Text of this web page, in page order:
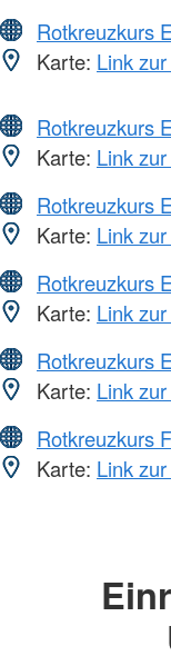
Rotkreuzkurs
Karte: Link
Rotkreuzkurs
Karte: Link
Rotkreuzkurs
Karte: Link
Rotkreuzkurs
Karte: Link
Rotkreuzkurs
Karte: Link
Rotkreuzkurs
Karte: Link